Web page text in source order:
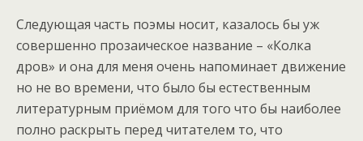
Следующая часть поэмы носит, казалось бы уж
совершенно прозаическое название – «Колка
дров» и она для меня очень напоминает движение
но не во времени, что было бы естественным
литературным приёмом для того что бы наиболее
полно раскрыть перед читателем то, что